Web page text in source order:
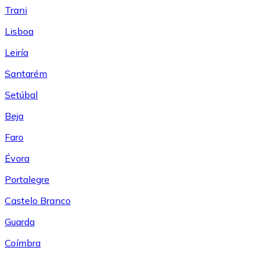
Trani
Lisboa
Leiría
Santarém
Setúbal
Beja
Faro
Évora
Portalegre
Castelo Branco
Guarda
Coímbra